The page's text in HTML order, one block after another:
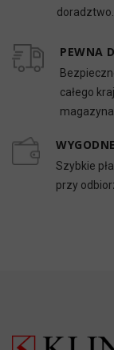
PEWNA
całego
Szybkie
przy